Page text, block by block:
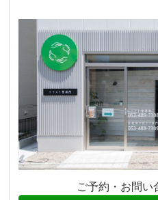
ご予約・お問い